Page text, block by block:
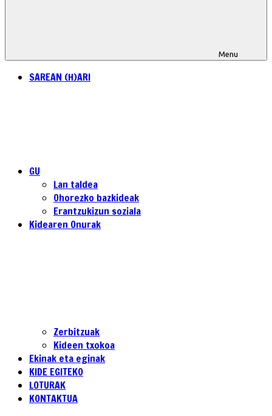
Menu
SAREAN (H)ARI
GU
Lan taldea
Ohorezko bazkideak
Erantzukizun soziala
Kidearen Onurak
Zerbitzuak
Kideen txokoa
Ekinak eta eginak
KIDE EGITEKO
LOTURAK
KONTAKTUA